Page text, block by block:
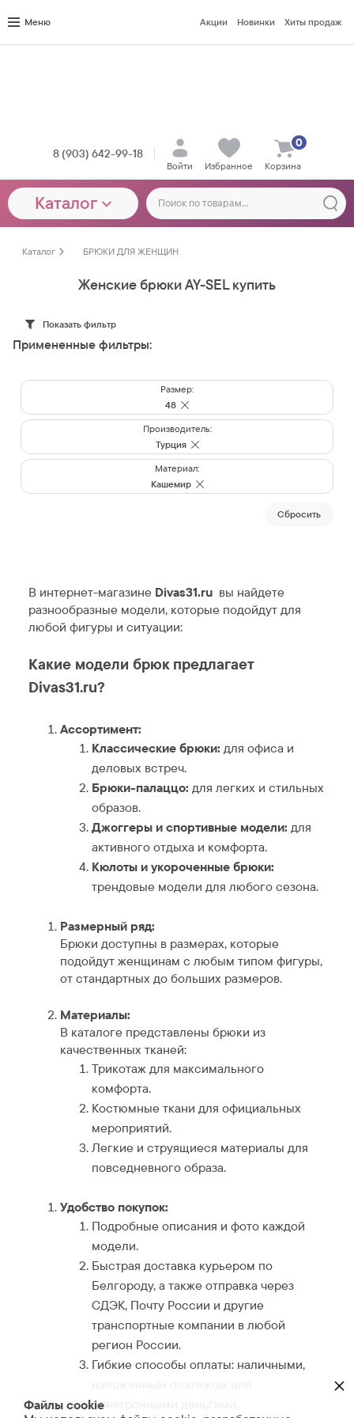
Меню Акции Новинки Хиты продаж
8 (903) 642-99-18
Войти Избранное Корзина
0
Каталог
Каталог БРЮКИ ДЛЯ ЖЕНЩИН
Женские брюки AY-SEL купить
Показать фильтр
Примененные фильтры:
Размер:
48
Производитель:
Турция
Материал:
Кашемир
Cбросить
В интернет-магазине Divas31.ru вы найдете
разнообразные модели, которые подойдут для
любой фигуры и ситуации:
Какие модели брюк предлагает
Divas31.ru?
Ассортимент:
Классические брюки: для офиса и
деловых встреч.
Брюки-палаццо: для легких и стильных
образов.
Джоггеры и спортивные модели: для
активного отдыха и комфорта.
Кюлоты и укороченные брюки:
трендовые модели для любого сезона.
Размерный ряд:
Брюки доступны в размерах, которые
подойдут женщинам с любым типом фигуры,
от стандартных до больших размеров.
Материалы:
В каталоге представлены брюки из
качественных тканей:
Трикотаж для максимального
комфорта.
Костюмные ткани для официальных
мероприятий.
Легкие и струящиеся материалы для
повседневного образа.
Удобство покупок:
Подробные описания и фото каждой
модели.
Быстрая доставка курьером по
Белгороду, а также отправка через
СДЭК, Почту России и другие
транспортные компании в любой
регион России.
Гибкие способы оплаты: наличными,
электронными деньгами.
Файлы cookie
×